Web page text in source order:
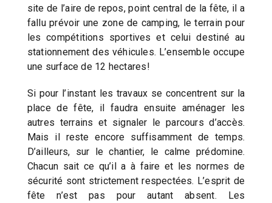
site de l’aire de repos, point central de la fête, il a
fallu prévoir une zone de camping, le terrain pour
les compétitions sportives et celui destiné au
stationnement des véhicules. L’ensemble occupe
une surface de 12 hectares!
Si pour l’instant les travaux se concentrent sur la
place de fête, il faudra ensuite aménager les
autres terrains et signaler le parcours d’accès.
Mais il reste encore suffisamment de temps.
D’ailleurs, sur le chantier, le calme prédomine.
Chacun sait ce qu’il a à faire et les normes de
sécurité sont strictement respectées. L’esprit de
fête n’est pas pour autant absent. Les